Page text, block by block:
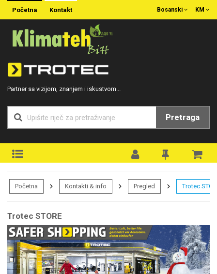
Početna Kontakt KM
Bosanski
Partner sa vizijom, znanjem i iskustvom...
Pretraga
Početna Kontakti & info Pregled Trotec
Trotec STORE